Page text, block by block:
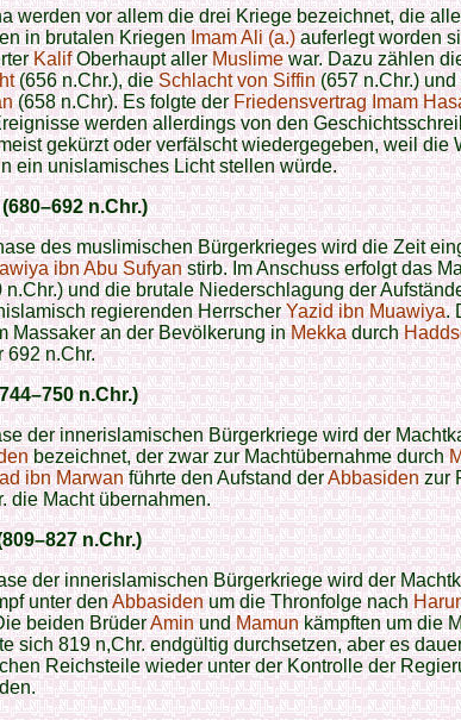
werden vor allem die drei Kriege bezeichnet, die
in brutalen KriegenImam Ali (a.)auferlegt worden
KalifOberhaupt allerMuslimewar. Dazu zählen
(656 n.Chr.), dieSchlacht von Siffin(657 n.Chr.)
(658 n.Chr). Es folgte derFriedensvertrag Imam
werden allerdings von den
gekürzt oder verfälscht wiedergegeben, weil die
ein unislamisches Licht stellen würde.
n.Chr.)
des muslimischen Bürgerkrieges wird die Zeit
ibn Abu Sufyanstirb. Im Anschuss erfolgt das
und die brutale Niederschlagung der
regierenden HerrscherYazid ibn Muawiya.
Massaker an der Bevölkerung inMekkadurch
692 n.Chr.
n.Chr.)
der innerislamischen Bürgerkriege wird der
bezeichnet, der zwar zur Machtübernahme durch
ibn Marwanführte den Aufstand derAbbasidenzur
die Macht übernahmen.
n.Chr.)
der innerislamischen Bürgerkriege wird der
unter denAbbasidenum die Thronfolge nach
beiden BrüderAminundMamunkämpften um die
sich 819 n,Chr. endgültig durchsetzen, aber es
Reichsteile wieder unter der Kontrolle der